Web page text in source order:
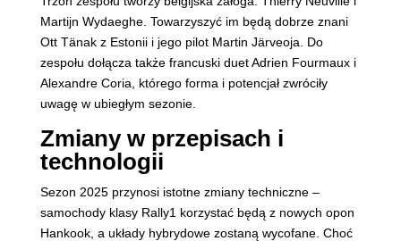
Martijn Wydaeghe. Towarzyszyć im będą dobrze znani
Ott Tänak z Estonii i jego pilot Martin Järveoja. Do
zespołu dołącza także francuski duet Adrien Fourmaux i
Alexandre Coria, którego forma i potencjał zwróciły
uwagę w ubiegłym sezonie.
Zmiany w przepisach i
technologii
Sezon 2025 przynosi istotne zmiany techniczne –
samochody klasy Rally1 korzystać będą z nowych opon
Hankook, a układy hybrydowe zostaną wycofane. Choć